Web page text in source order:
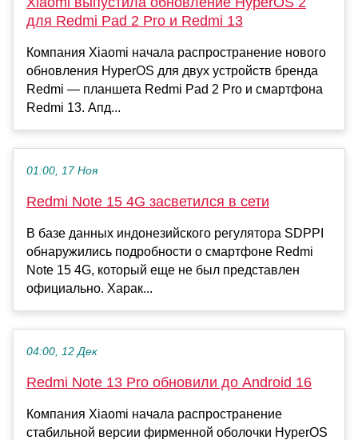
для Redmi Pad 2 Pro и Redmi 13
Компания Xiaomi начала распространение нового
обновления HyperOS для двух устройств бренда
Redmi — планшета Redmi Pad 2 Pro и смартфона
Redmi 13. Апд...
01:00, 17 Ноя
Redmi Note 15 4G засветился в сети
В базе данных индонезийского регулятора SDPPI
обнаружились подробности о смартфоне Redmi
Note 15 4G, который еще не был представлен
официально. Харак...
04:00, 12 Дек
Redmi Note 13 Pro обновили до Android 16
Компания Xiaomi начала распространение
стабильной версии фирменной оболочки HyperOS